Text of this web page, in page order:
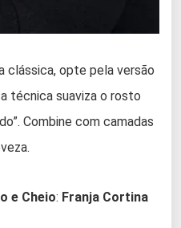
clássica, opte pela versão
técnica suaviza o rosto
Combine com camadas
e Cheio: Franja Cortina